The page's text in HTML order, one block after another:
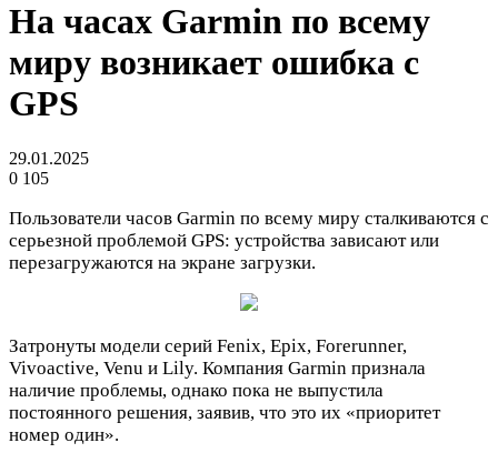
На часах Garmin по всему
миру возникает ошибка с
GPS
29.01.2025
0 105
Пользователи часов Garmin по всему миру сталкиваются с
серьезной проблемой GPS: устройства зависают или
перезагружаются на экране загрузки.
Затронуты модели серий Fenix, Epix, Forerunner,
Vivoactive, Venu и Lily. Компания Garmin признала
наличие проблемы, однако пока не выпустила
постоянного решения, заявив, что это их «приоритет
номер один».